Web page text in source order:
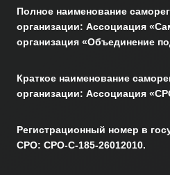
Полное наименование
организации: Ассоциация
организация «Объединение
Краткое наименование
организации: Ассоциация
Регистрационный номер в
СРО: СРО-С-185-26012010.